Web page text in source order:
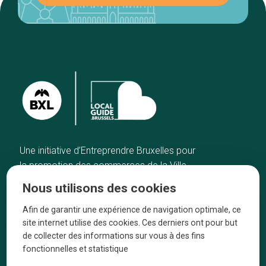
Une initiative d’Entreprendre Bruxelles pour
la promotion des commerces de la Ville
Accueil
Bonnes adresses
Quartiers
Blog
Artisans
A propos
On parle de nous
Nous utilisons des cookies
Afin de garantir une expérience de navigation optimale, ce
site internet utilise des cookies. Ces derniers ont pour but
de collecter des informations sur vous à des fins
fonctionnelles et statistique